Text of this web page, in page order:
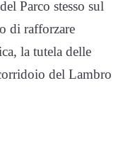
Parco stesso sul
di rafforzare
la tutela delle
del Lambro